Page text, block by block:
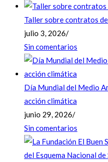
Taller sobre contratos
julio 3, 2026/
Sin comentarios
Día Mundial del Medio
acción climática
junio 29, 2026/
Sin comentarios